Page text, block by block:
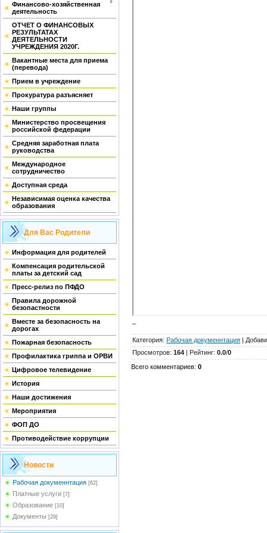
Финансово-хозяйственная
деятельность
ОТЧЕТ О ФИНАНСОВЫХ
РЕЗУЛЬТАТАХ
ДЕЯТЕЛЬНОСТИ
УЧРЕЖДЕНИЯ 2020Г.
Вакантные места для приема
(перевода)
Прием в учреждение
Прокуратура разъясняет
Наши группы
Министерство просвещения
российской федерации
Средняя заработная плата
руководства
Международное
сотрудничество
Доступная среда
Независимая оценка качества
образования
Для Вас Родители
Информация для родителей
Компенсация родительской
платы за детский сад
Пресс-релиз по ПФДО
Правила дорожной
безопастности
Вместе за безопасность на
дорогах
Пожарная безопасность
Профилактика гриппа и ОРВИ
Цифровое телевидение
История
Наши достижения
Мероприятия
ФОП ДО
Противодействие коррупции
Новости
Рабочая докуменнтация [62]
Платные услуги [7]
Образование [10]
Документы [29]
Категория: Рабочая докуменнтация |
Просмотров: 164 | Рейтинг: 0.0/0
Всего комментариев: 0